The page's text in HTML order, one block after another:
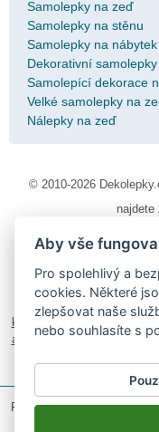
Samolepky na zeď
Samolepky na stěnu
Samolepky na nábytek
Dekorativní
Samolepící dekorace
Velké samolepky na
Nálepky na zeď
© 2010-2026
najdete
Návod k lepení|
podmínky|Ochrana
samolepky na auto |
kühlschrank fotomagnete
aute |logoprinty |nálepky
Podle zákona o evidenci
Aby vše
Pro spolehlivý a
cookies. Některé
zlepšovat naše
nebo souhlasíte s